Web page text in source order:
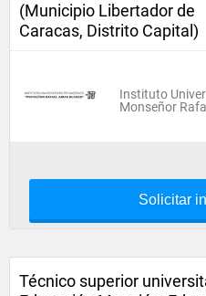
(Municipio Libertador de
Caracas, Distrito Capital)
Instituto
Monseñor
Solicitar
Técnico superior